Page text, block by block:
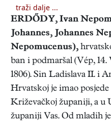
traži dalje ...
ERDŐDY, Ivan
Johannes, Johannes
Nepomucenus),
ban i podmaršal (Vép,
1806). Sin Ladislava II. i
Hrvatskoj je imao
Križevačkoj županiji, a u
županiji Vas. Od mladih